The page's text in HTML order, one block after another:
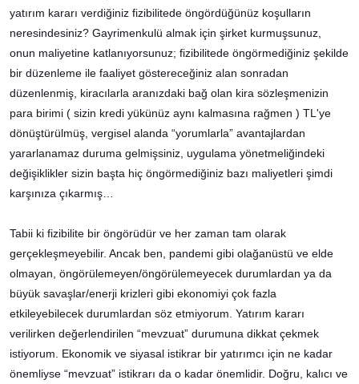
yatırım kararı verdiğiniz fizibilitede öngördüğünüz koşulların
neresindesiniz? Gayrimenkulü almak için şirket kurmuşsunuz,
onun maliyetine katlanıyorsunuz; fizibilitede öngörmediğiniz şekilde
bir düzenleme ile faaliyet göstereceğiniz alan sonradan
düzenlenmiş, kiracılarla aranızdaki bağ olan kira sözleşmenizin
para birimi ( sizin kredi yükünüz aynı kalmasına rağmen ) TL'ye
dönüştürülmüş, vergisel alanda “yorumlarla” avantajlardan
yararlanamaz duruma gelmişsiniz, uygulama yönetmeliğindeki
değişiklikler sizin başta hiç öngörmediğiniz bazı maliyetleri şimdi
karşınıza çıkarmış…
Tabii ki fizibilite bir öngörüdür ve her zaman tam olarak
gerçekleşmeyebilir. Ancak ben, pandemi gibi olağanüstü ve elde
olmayan, öngörülemeyen/öngörülemeyecek durumlardan ya da
büyük savaşlar/enerji krizleri gibi ekonomiyi çok fazla
etkileyebilecek durumlardan söz etmiyorum. Yatırım kararı
verilirken değerlendirilen “mevzuat” durumuna dikkat çekmek
istiyorum. Ekonomik ve siyasal istikrar bir yatırımcı için ne kadar
önemliyse “mevzuat” istikrarı da o kadar önemlidir. Doğru, kalıcı ve